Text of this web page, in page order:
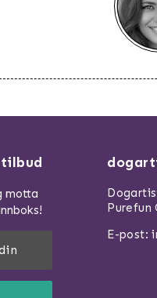
motta
Purefun
E-post: